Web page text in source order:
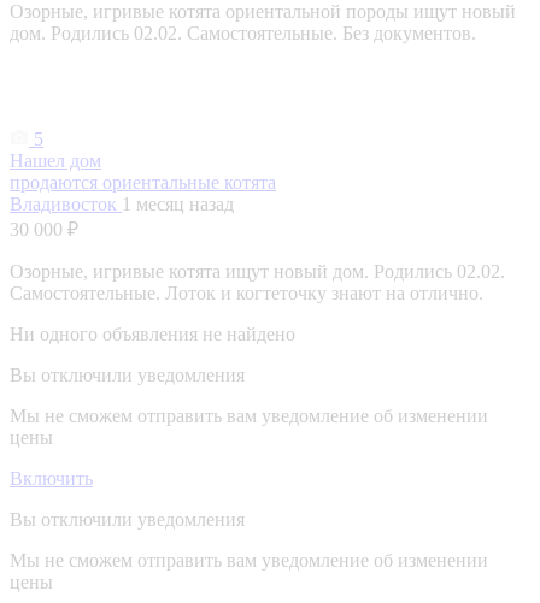
Озорные, игривые котята ориентальной породы ищут новый
дом. Родились 02.02. Самостоятельные. Без документов.
5
Нашел дом
продаются ориентальные котята
Владивосток 1 месяц назад
30 000 ₽
Озорные, игривые котята ищут новый дом. Родились 02.02.
Самостоятельные. Лоток и когтеточку знают на отлично.
Ни одного объявления не найдено
Вы отключили уведомления
Мы не сможем отправить вам уведомление об изменении
цены
Включить
Вы отключили уведомления
Мы не сможем отправить вам уведомление об изменении
цены